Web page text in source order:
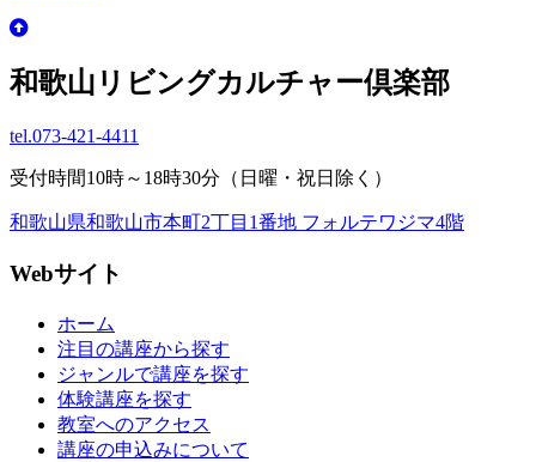
和歌山リビングカルチャー倶楽部
tel.073-421-4411
受付時間10時～18時30分（日曜・祝日除く）
和歌山県和歌山市本町2丁目1番地 フォルテワジマ4階
Webサイト
ホーム
注目の講座から探す
ジャンルで講座を探す
体験講座を探す
教室へのアクセス
講座の申込みについて